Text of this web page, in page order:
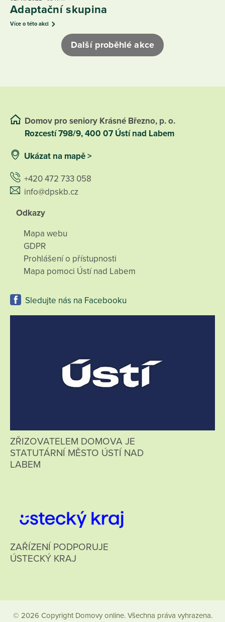
Adaptační skupina
Více o této akci
Další proběhlé akce
Domov pro seniory Krásné Březno, p. o.
Rozcestí 798/9, 400 07 Ústí nad Labem
Ukázat na mapě >
+420 472 733 058
info@dpskb.cz
Odkazy
Mapa webu
GDPR
Prohlášení o přístupnosti
Mapa pomoci Ústí nad Labem
Sledujte nás na Facebooku
ZŘIZOVATELEM DOMOVA JE
STATUTÁRNÍ MĚSTO ÚSTÍ NAD
LABEM
ZAŘÍZENÍ PODPORUJE
ÚSTECKÝ KRAJ
© 2026 Copyright Domovy online. Všechna práva vyhrazena.